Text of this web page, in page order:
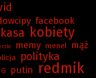
facebook
kasa kobiety
memy menel mąż
polityka
putin redmik